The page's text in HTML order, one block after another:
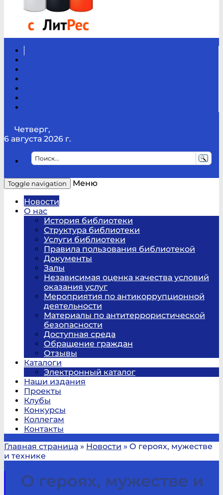
Четверг,
6 августа 2026 г.
Toggle navigation
Меню
Новости
О нас
История библиотеки
Структура библиотеки
Услуги библиотеки
Правила пользования библиотекой
Документы
Залы
Независимая оценка качества условий
оказания услуг
Мероприятия по антикоррупционной
деятельности
Материалы по антитеррористической
безопасности
Доступная среда
Обращение граждан
Отзывы
Каталоги
Электронный каталог
Наши издания
Проекты
Клубы
Конкурсы
Коллегам
Контакты
Главная страница » Новости » О героях, мужестве
и технике
О героях, мужестве и